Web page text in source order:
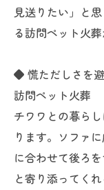
見送りたい」と
る訪問ペット火
◆ 慌ただしさを
訪問ペット火葬
チワワとの暮ら
ります。ソファ
に合わせて後ろ
と寄り添ってく